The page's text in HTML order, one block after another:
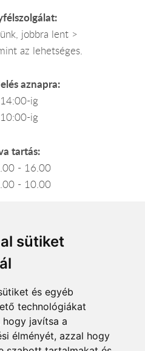
sütiket
és egyéb
technológiákat
hogy javítsa a
élményét, azzal hogy
jobbra lent >
az lehetséges.
aznapra:
ig
ig
tartás:
- 16.00
- 10.00
itthon
módok